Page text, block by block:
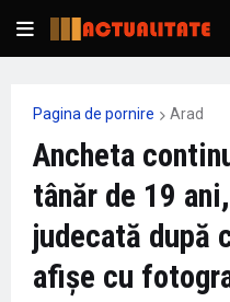
Pagina de pornire Arad
Ancheta
tânăr de 19
judecată după
afișe cu